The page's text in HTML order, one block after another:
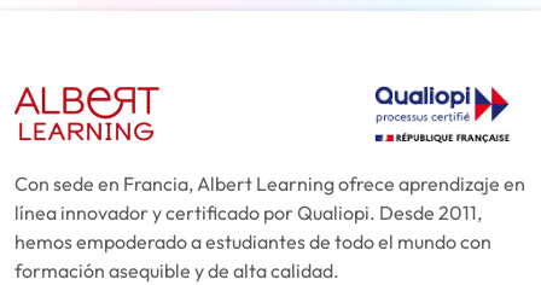
Con sede en Francia, Albert Learning ofrece aprendizaje en
línea innovador y certificado por Qualiopi. Desde 2011,
hemos empoderado a estudiantes de todo el mundo con
formación asequible y de alta calidad.